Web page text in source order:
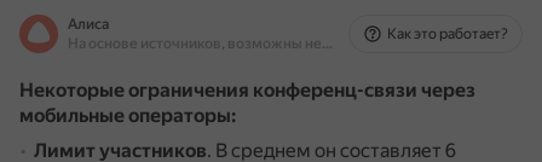
Алиса
На основе источников, возможны неточности
Как это работает?
Некоторые ограничения конференц-связи через
мобильные операторы:
Лимит участников. В среднем он составляет 6